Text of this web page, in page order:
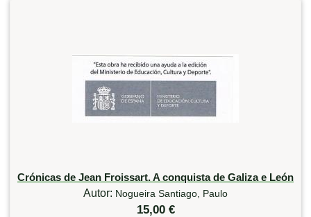
Crónicas de Jean Froissart. A conquista de Galiza e León
Autor: Nogueira Santiago, Paulo
15,00 €